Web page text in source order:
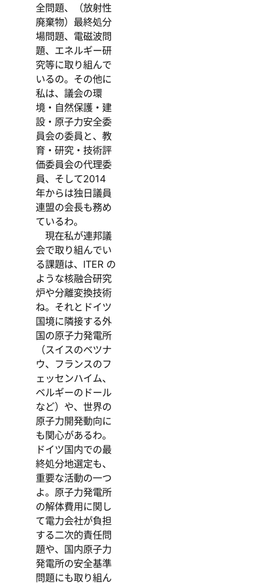
全問題、（放射性
廃棄物）最終処分
場問題、電磁波問
題、エネルギー研
究等に取り組んで
いるの。その他に
私は、議会の環
境・自然保護・建
設・原子力安全委
員会の委員と、教
育・研究・技術評
価委員会の代理委
員、そして2014
年からは独日議員
連盟の会長も務め
ているわ。
現在私が連邦議
会で取り組んでい
る課題は、ITER の
ような核融合研究
炉や分離変換技術
ね。それとドイツ
国境に隣接する外
国の原子力発電所
（スイスのベツナ
ウ、フランスのフ
ェッセンハイム、
ベルギーのドール
など）や、世界の
原子力開発動向に
も関心があるわ。
ドイツ国内での最
終処分地選定も、
重要な活動の一つ
よ。原子力発電所
の解体費用に関し
て電力会社が負担
する二次的責任問
題や、国内原子力
発電所の安全基準
問題にも取り組ん